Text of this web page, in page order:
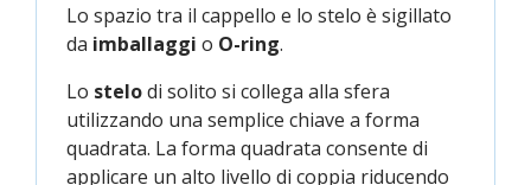
Lo spazio tra il cappello e lo stelo è sigillato
da imballaggi o O-ring.
Lo stelodi solito si collega alla sfera
utilizzando una semplice chiave a forma
quadrata. La forma quadrata consente di
applicare un alto livello di coppia riducendo